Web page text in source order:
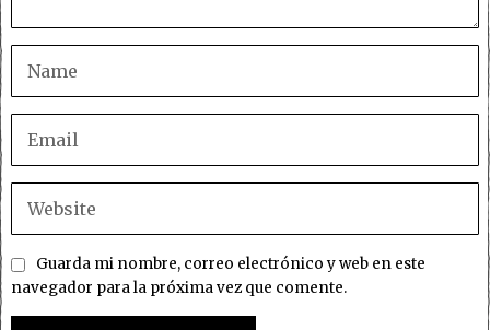
Guarda mi nombre, correo electrónico y web en este
navegador para la próxima vez que comente.